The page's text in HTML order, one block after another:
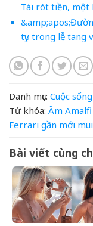
Tài rót tiền, một
tụy trong lễ tang
Danh mục: Cuộc sống
Từ khóa: Âm Amalfi
Ferrari gần mới mui
Bài viết cùng